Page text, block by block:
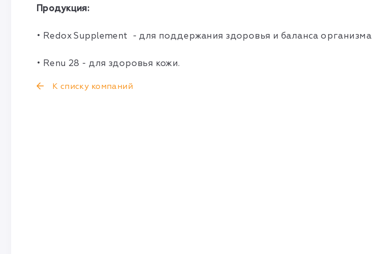
Продукция:
• Redox Supplement - для поддержания здоровья и баланса организма
• Renu 28 - для здоровья кожи.
К списку компаний